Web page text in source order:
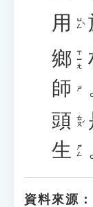
用 ㄩㄥˋ
鄉 ㄒㄧㄤ
師 ㄕ
頭 ㄊㄡˊ
生 ㄕㄥ
資料來源：